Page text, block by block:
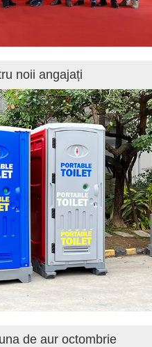
noii angajați
de aur octombrie